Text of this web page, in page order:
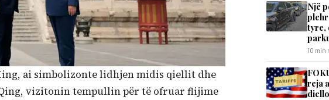
ai simbolizonte lidhjen midis qiellit dhe
vizitonin tempullin për të ofruar flijime
Një
tyre,
10 min
reja